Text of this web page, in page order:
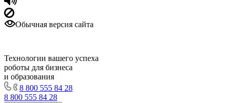
Обычная версия сайта
Технологии вашего успеха
роботы для бизнеса
и образования
8 800 555 84 28
8 800 555 84 28